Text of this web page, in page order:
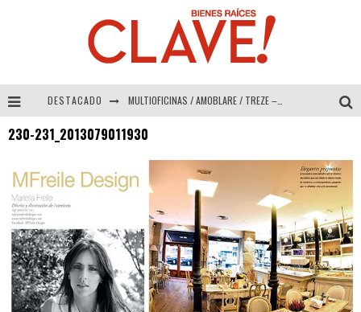
DESTACADO MULTIOFICINAS / AMOBLARE / TREZE – Especial Interiorismo & Decoración 2026
COLINEAL – Especial Interiorismo & Decoración 2026
ADRIANA HOYOS DESIGN STUDIO – Especial Interiorismo & Decoración 2026
230-231_2013079011930